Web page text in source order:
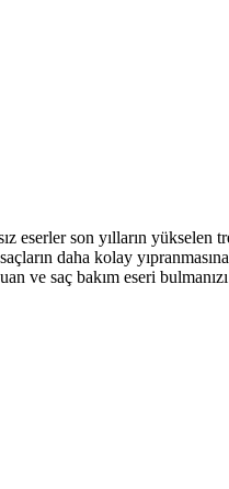
eserler son yılların
daha kolay
ve saç bakım eseri